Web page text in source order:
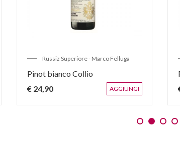
AGGIUNGI
Russiz Superiore - Marco Felluga
Pinot bianco Collio
€ 24,90